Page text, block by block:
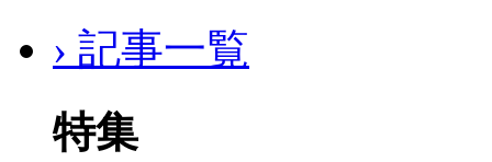
› 記事一覧
特集